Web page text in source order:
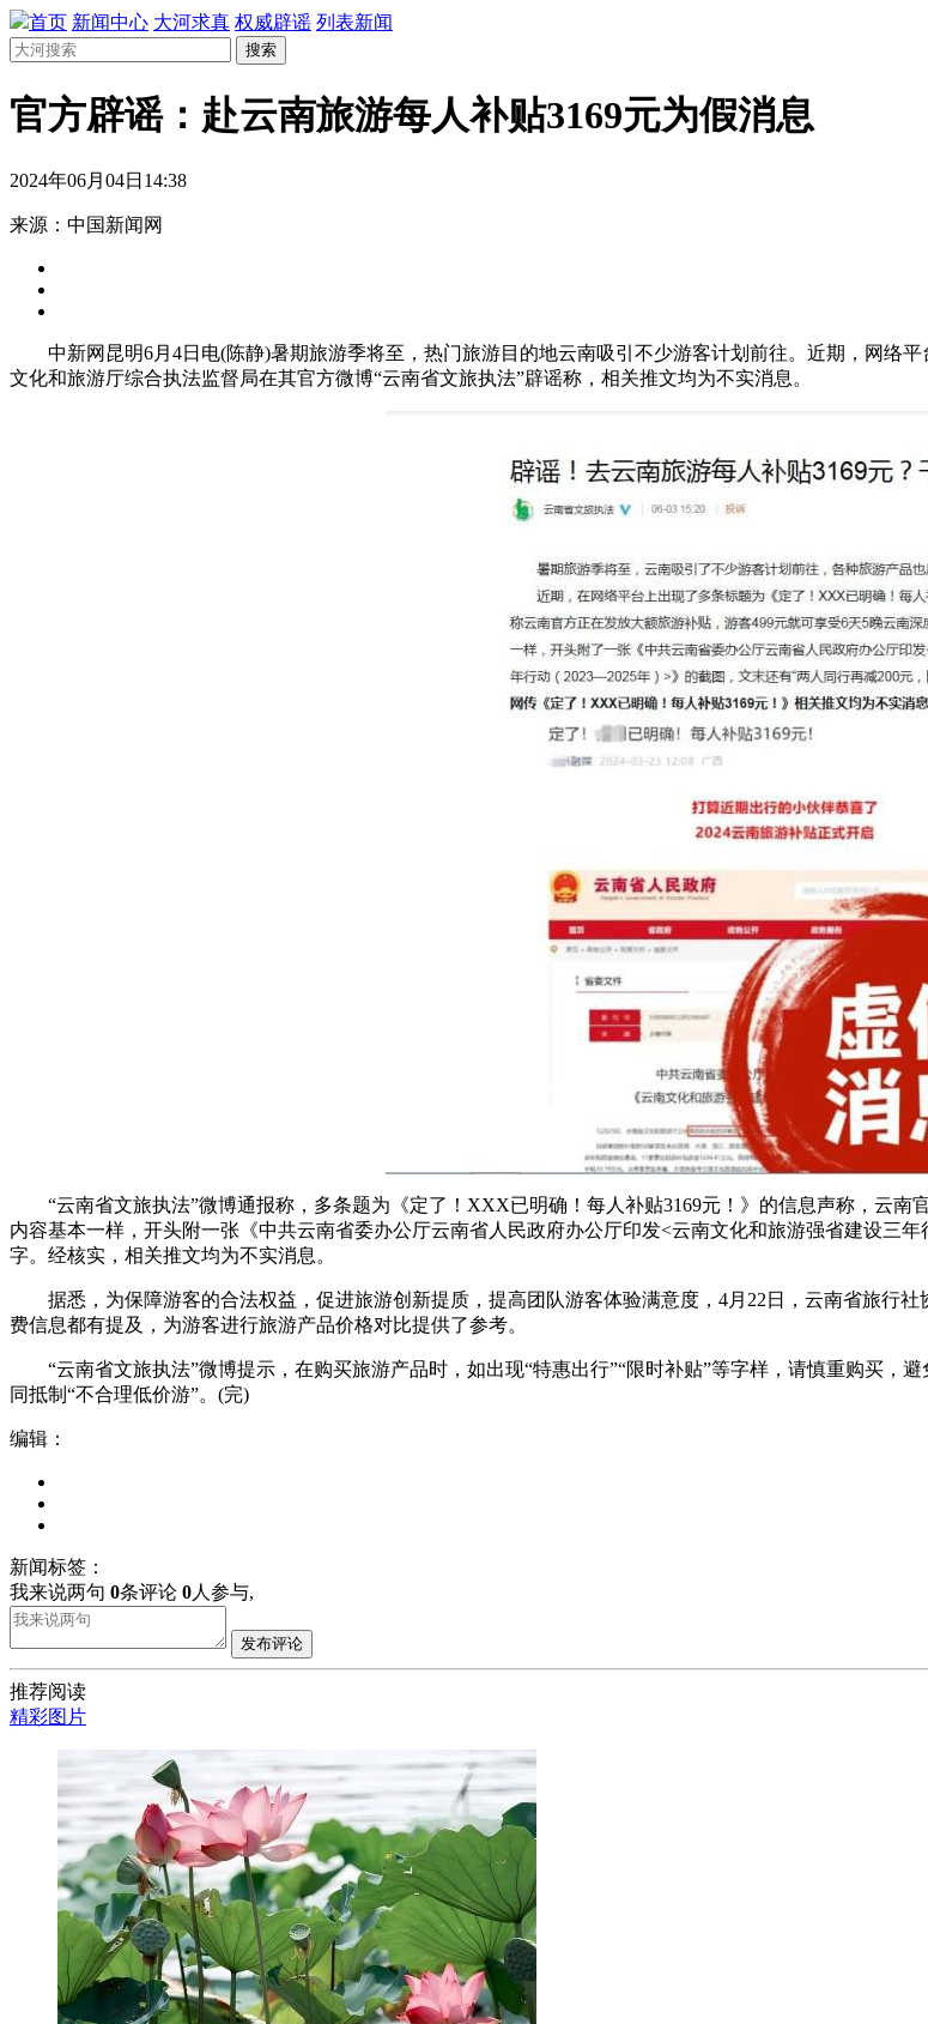
首页 新闻中心 大河求真 权威辟谣 列表新闻
搜索
官方辟谣：赴云南旅游每人补贴3169元为假消息
2024年06月04日14:38
来源：中国新闻网
中新网昆明6月4日电(陈静)暑期旅游季将至，热门旅游目的地云南吸引不少游客计划前往。近期，网络
文化和旅游厅综合执法监督局在其官方微博“云南省文旅执法”辟谣称，相关推文均为不实消息。
“云南省文旅执法”微博通报称，多条题为《定了！XXX已明确！每人补贴3169元！》的信息声称，云南
内容基本一样，开头附一张《中共云南省委办公厅云南省人民政府办公厅印发<云南文化和旅游强省建设三
字。经核实，相关推文均为不实消息。
据悉，为保障游客的合法权益，促进旅游创新提质，提高团队游客体验满意度，4月22日，云南省旅行社
费信息都有提及，为游客进行旅游产品价格对比提供了参考。
“云南省文旅执法”微博提示，在购买旅游产品时，如出现“特惠出行”“限时补贴”等字样，请慎重购买，
同抵制“不合理低价游”。(完)
编辑：
新闻标签：
我来说两句 0条评论 0人参与,
发布评论
推荐阅读